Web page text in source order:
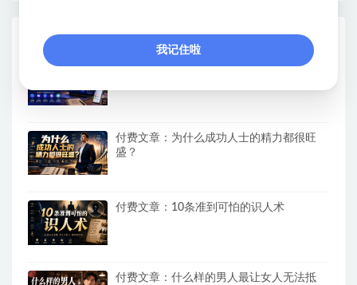
热门课程展示
AI副业一单8张+，免费接单渠道，小白照做
付费文章：为什么成功人士的精力都很旺
盛？
付费文章：10条准到可怕的识人术
付费文章：什么样的男人最让女人无法抵
我记住啦